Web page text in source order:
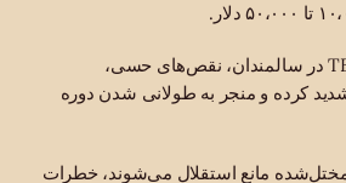
در موارد TBI در سالمندان، نقص‌های حسی،
کرده و منجر به طولانی شدن دوره
مانع استقلال می‌شوند، خطرات